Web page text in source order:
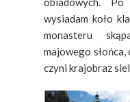
wysiadam koło
monasteru
majowego słońca,
czyni krajobraz